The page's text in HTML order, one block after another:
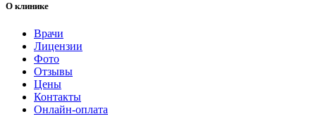
О клинике
Врачи
Лицензии
Фото
Отзывы
Цены
Контакты
Онлайн-оплата